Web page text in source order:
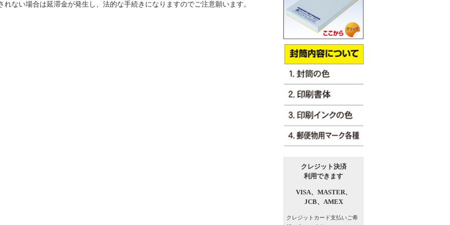
れない場合は延滞金が発生し、法的な手続きになりますのでご注意願います。
クレジット決済
利用できます
VISA、 MASTER、
JCB、 AMEX
クレジットカード支払いご希